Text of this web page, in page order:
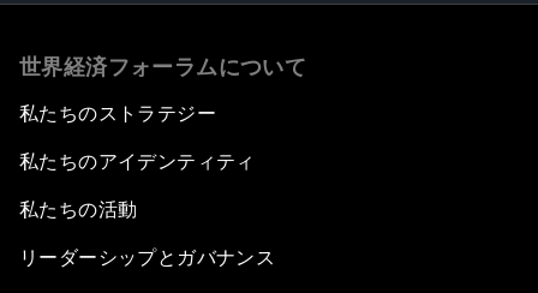
世界経済フォーラムについて
私たちのストラテジー
私たちのアイデンティティ
私たちの活動
リーダーシップとガバナンス